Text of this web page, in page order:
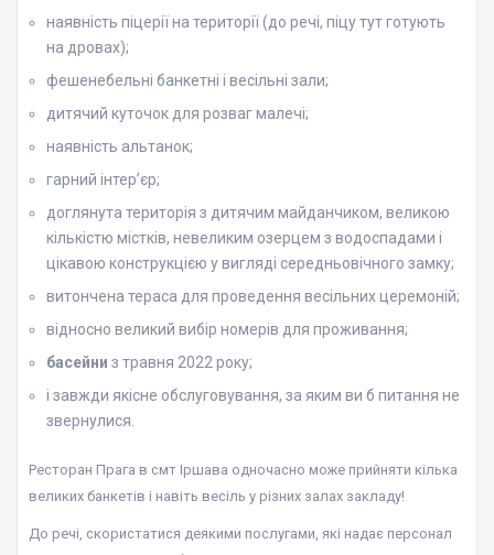
наявність піцерії на території (до речі, піцу тут готують
на дровах);
фешенебельні банкетні і весільні зали;
дитячий куточок для розваг малечі;
наявність альтанок;
гарний інтер’єр;
доглянута територія з дитячим майданчиком, великою
кількістю містків, невеликим озерцем з водоспадами і
цікавою конструкцією у вигляді середньовічного замку;
витончена тераса для проведення весільних церемоній;
відносно великий вибір номерів для проживання;
басейни з травня 2022 року;
і завжди якісне обслуговування, за яким ви б питання не
звернулися.
Ресторан Прага в смт Іршава одночасно може прийняти кілька
великих банкетів і навіть весіль у різних залах закладу!
До речі, скористатися деякими послугами, які надає персонал